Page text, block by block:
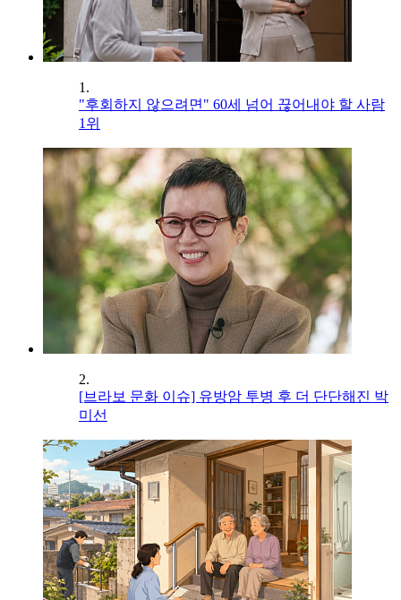
1.
"후회하지 않으려면" 60세 넘어 끊어내야 할 사람
1위
2.
[브라보 문화 이슈] 유방암 투병 후 더 단단해진 박
미선